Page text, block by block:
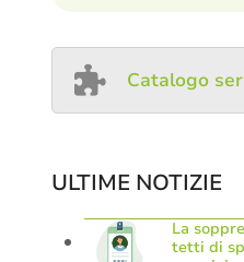
Catalogo
ULTIME NOTIZIE
La
tetti di